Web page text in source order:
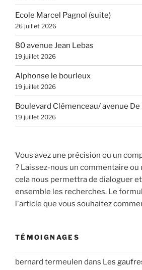
Ecole Marcel Pagnol (suite)
26 juillet 2026
80 avenue Jean Lebas
19 juillet 2026
Alphonse le bourleux
19 juillet 2026
Boulevard Clémenceau/ avenue De
19 juillet 2026
Vous avez une précision ou un
? Laissez-nous un commentaire ou
cela nous permettra de dialoguer
ensemble les recherches. Le
l'article que vous souhaitez
TÉMOIGNAGES
bernard termeulen dans Les